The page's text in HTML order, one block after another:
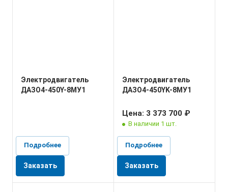
Электродвигатель
ДАЗО4-450Y-8МУ1
Подробнее
Заказать
Электродвигатель
ДАЗО4-450YK-8МУ1
Цена: 3 373 700 ₽
В наличии 1 шт.
Подробнее
Заказать